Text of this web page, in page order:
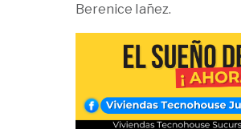
Berenice Iañez.